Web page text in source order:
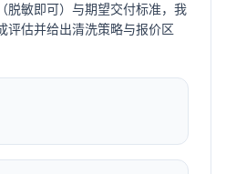
脱敏即可）与期望交付标准，我
评估并给出清洗策略与报价区